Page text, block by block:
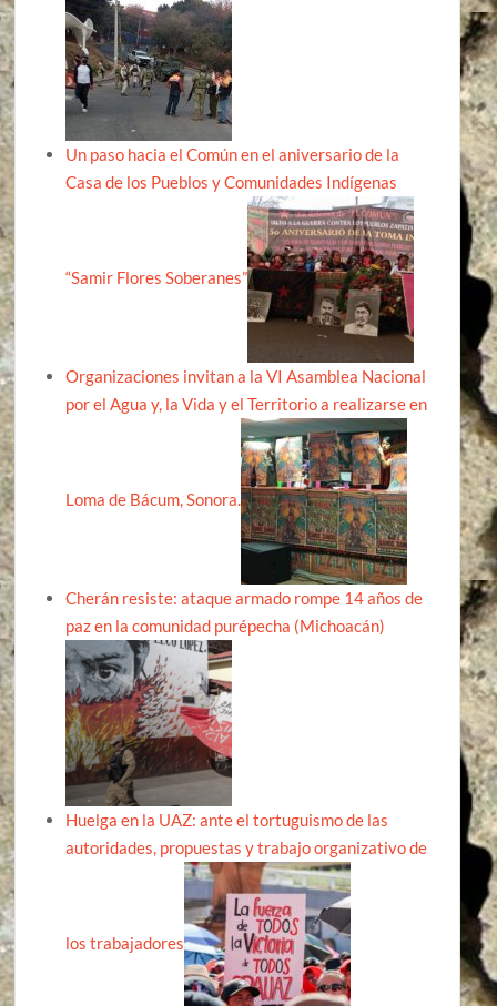
Un paso hacia el Común en el aniversario de la
Casa de los Pueblos y Comunidades Indígenas
“Samir Flores Soberanes”
Organizaciones invitan a la VI Asamblea Nacional
por el Agua y, la Vida y el Territorio a realizarse en
Loma de Bácum, Sonora.
Cherán resiste: ataque armado rompe 14 años de
paz en la comunidad purépecha (Michoacán)
Huelga en la UAZ: ante el tortuguismo de las
autoridades, propuestas y trabajo organizativo de
los trabajadores